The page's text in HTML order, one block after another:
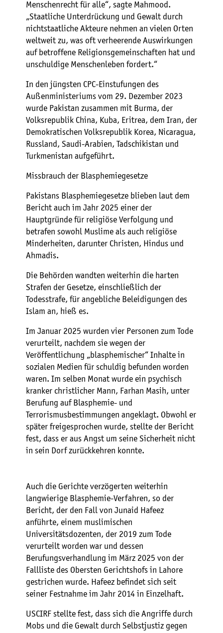
Menschenrecht für alle“, sagte Mahmood.
„Staatliche Unterdrückung und Gewalt durch
nichtstaatliche Akteure nehmen an vielen Orten
weltweit zu, was oft verheerende Auswirkungen
auf betroffene Religionsgemeinschaften hat und
unschuldige Menschenleben fordert.“
In den jüngsten CPC-Einstufungen des
Außenministeriums vom 29. Dezember 2023
wurde Pakistan zusammen mit Burma, der
Volksrepublik China, Kuba, Eritrea, dem Iran, der
Demokratischen Volksrepublik Korea, Nicaragua,
Russland, Saudi-Arabien, Tadschikistan und
Turkmenistan aufgeführt.
Missbrauch der Blasphemiegesetze
Pakistans Blasphemiegesetze blieben laut dem
Bericht auch im Jahr 2025 einer der
Hauptgründe für religiöse Verfolgung und
betrafen sowohl Muslime als auch religiöse
Minderheiten, darunter Christen, Hindus und
Ahmadis.
Die Behörden wandten weiterhin die harten
Strafen der Gesetze, einschließlich der
Todesstrafe, für angebliche Beleidigungen des
Islam an, hieß es.
Im Januar 2025 wurden vier Personen zum Tode
verurteilt, nachdem sie wegen der
Veröffentlichung „blasphemischer“ Inhalte in
sozialen Medien für schuldig befunden worden
waren. Im selben Monat wurde ein psychisch
kranker christlicher Mann, Farhan Masih, unter
Berufung auf Blasphemie- und
Terrorismusbestimmungen angeklagt. Obwohl er
später freigesprochen wurde, stellte der Bericht
fest, dass er aus Angst um seine Sicherheit nicht
in sein Dorf zurückkehren konnte.
Auch die Gerichte verzögerten weiterhin
langwierige Blasphemie-Verfahren, so der
Bericht, der den Fall von Junaid Hafeez
anführte, einem muslimischen
Universitätsdozenten, der 2019 zum Tode
verurteilt worden war und dessen
Berufungsverhandlung im März 2025 von der
Fallliste des Obersten Gerichtshofs in Lahore
gestrichen wurde. Hafeez befindet sich seit
seiner Festnahme im Jahr 2014 in Einzelhaft.
USCIRF stellte fest, dass sich die Angriffe durch
Mobs und die Gewalt durch Selbstjustiz gegen